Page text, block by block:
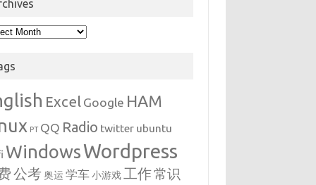
Excel Google HAM
PT QQ Radio twitter ubuntu
WindowsWordpress
公考 奥运 学车 小游戏 工作常识